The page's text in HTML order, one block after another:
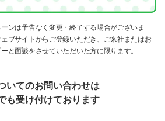
ンは予告なく変更・終了する場合がございま
ブサイトからご登録いただき、ご来社またはお
と面談をさせていただいた方に限ります。
いてのお問い合わせは
も受け付けております